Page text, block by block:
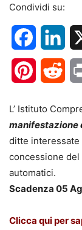
Condividi su:
Facebook
Pinterest
L’ Istituto
manifestazione
ditte interessate
concessione
automatici.
Scadenza 05
Clicca qui per